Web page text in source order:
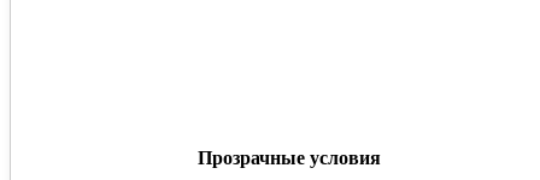
Прозрачные условия